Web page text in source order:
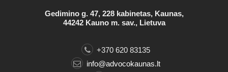
Gedimino g. 47, 228 kabinetas, Kaunas,
44242 Kauno m. sav., Lietuva
+370 620 83135
info@advocokaunas.lt